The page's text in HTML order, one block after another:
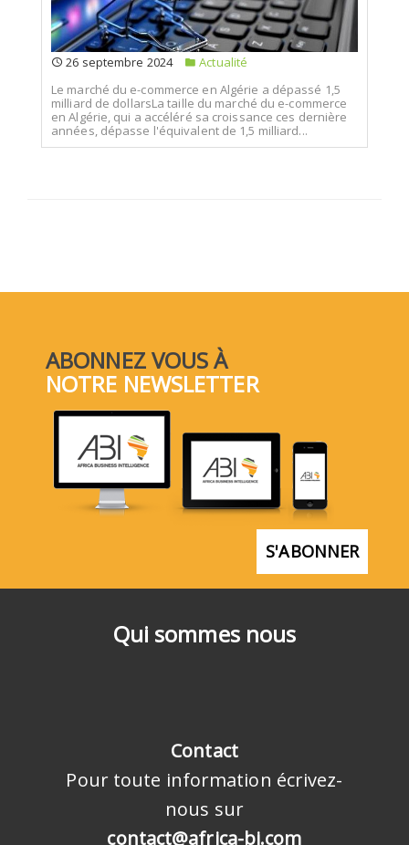
26 septembre 2024
Actualité
Le marché du e-commerce en Algérie a dépassé 1,5
milliard de dollarsLa taille du marché du e-commerce
en Algérie, qui a accéléré sa croissance ces dernière
années, dépasse l'équivalent de 1,5 milliard...
Qui sommes nous
Contact
Pour toute information écrivez-
nous sur
contact@africa-bi.com
ABONNEZ VOUS À
NOTRE NEWSLETTER
S'ABONNER